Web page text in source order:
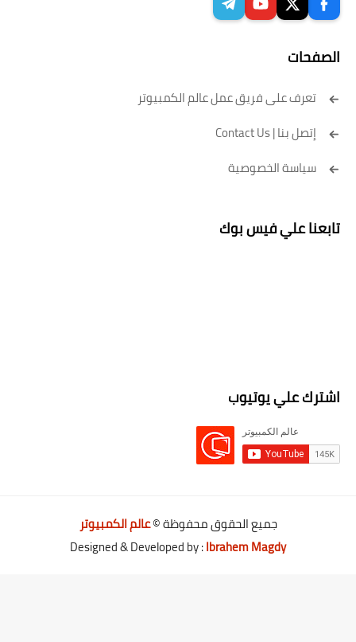
الصفحات
تعرف على فريق عمل عالم الكمبيوتر
إتصل بنا | Contact Us
سياسة الخصوصية
تابعنا علي فيس بوك
اشترك علي يوتيوب
جميع الحقوق محفوظة ©عالم الكمبيوتر
Designed & Developed by :Ibrahem Magdy